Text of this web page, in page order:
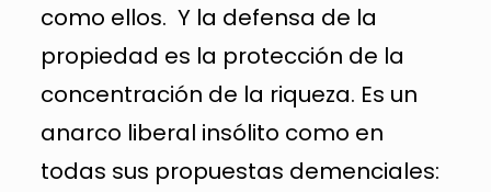
como ellos. Y la defensa de la
propiedad es la protección de la
concentración de la riqueza. Es un
anarco liberal insólito como en
todas sus propuestas demenciales: